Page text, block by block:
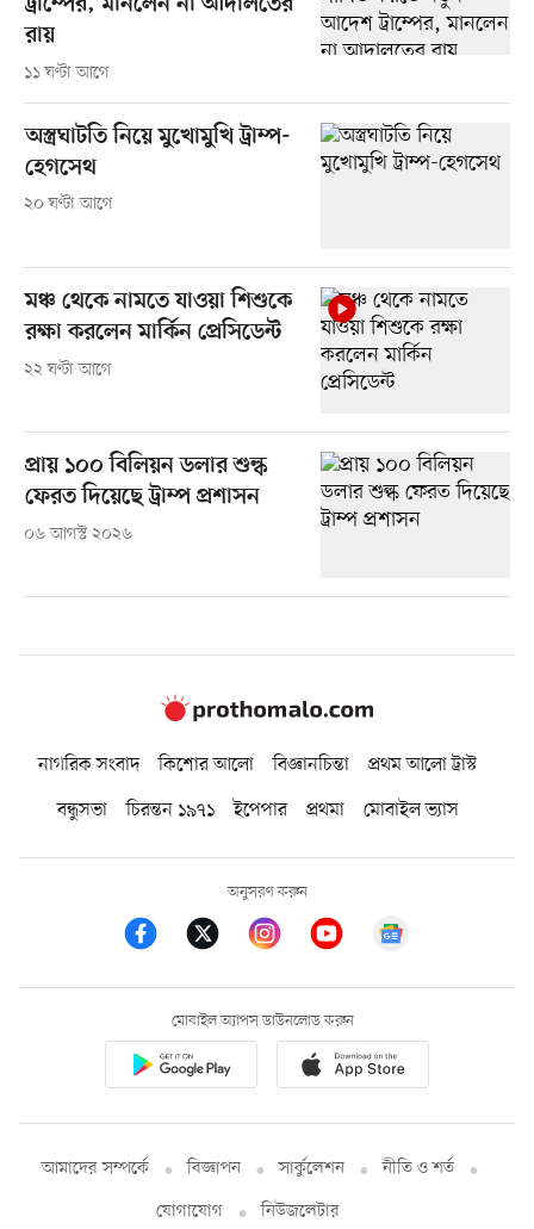
রায়
১১ ঘণ্টা আগে
অস্ত্রঘাটতি নিয়ে মুখোমুখি ট্রাম্প-
হেগসেথ
২০ ঘণ্টা আগে
মঞ্চ থেকে নামতে যাওয়া শিশুকে
রক্ষা করলেন মার্কিন প্রেসিডেন্ট
২২ ঘণ্টা আগে
প্রায় ১০০ বিলিয়ন ডলার শুল্ক
ফেরত দিয়েছে ট্রাম্প প্রশাসন
০৬ আগস্ট ২০২৬
নাগরিক সংবাদ কিশোর আলো বিজ্ঞানচিন্তা
প্রথম আলো ট্রাস্ট
বন্ধুসভা
চিরন্তন ১৯৭১ ইপেপার প্রথমা মোবাইল ভ্যাস
অনুসরণ করুন
মোবাইল অ্যাপস ডাউনলোড করুন
আমাদের সম্পর্কে বিজ্ঞাপন সার্কুলেশন
নীতি ও শর্ত
যোগাযোগ
নিউজলেটার